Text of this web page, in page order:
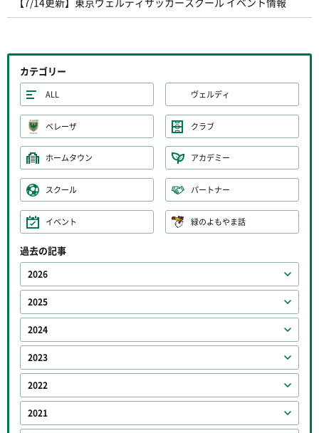
カテゴリー
ALL ヴェルディ
ベレーザ クラブ
ホームタウン アカデミー
スクール パートナー
イベント 緑のよもやま話
過去の記事
2026
2025
2024
2023
2022
2021